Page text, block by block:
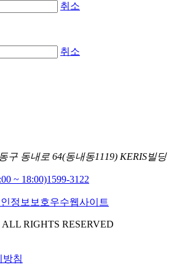
취소
취소
구 동내로 64(동내동1119) KERIS빌딩
~ 18:00)1599-3122
RIGHTS RESERVED
방침